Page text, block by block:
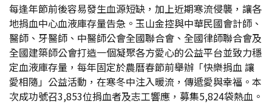
每逢年節前後容易發生血源短缺，加上近期寒流侵襲，讓各
地捐血中心血液庫存量告急。玉山金控與中華民國會計師、
醫師、牙醫師、中醫師公會全國聯合會、全國律師聯合會及
全國建築師公會打造一個凝聚各方愛心的公益平台並致力穩
定血液庫存量，每年固定於農曆春節前舉辦「快樂捐血 讓
愛相隨」公益活動，在寒冬中注入暖流，傳遞愛與幸福。本
次成功號召3,853位捐血者及志工響應，募集5,824袋熱血。